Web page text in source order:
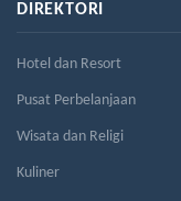
DIREKTORI
Hotel dan Resort
Pusat Perbelanjaan
Wisata dan Religi
Kuliner